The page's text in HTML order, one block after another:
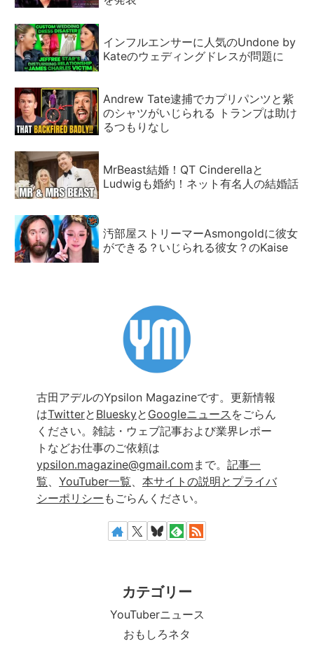
インフルエンサーに人気のUndone by
Kateのウェディングドレスが問題に
Andrew Tate逮捕でカプリパンツと紫
のシャツがいじられる トランプは助け
るつもりなし
MrBeast結婚！QT Cinderellaと
Ludwigも婚約！ネット有名人の結婚話
汚部屋ストリーマーAsmongoldに彼女
ができる？いじられる彼女？のKaise
古田アデルのYpsilon Magazineです。更新情報
はTwitterと Blueskyと Googleニュース をごらん
ください。雑誌・ウェブ記事および業界レポー
トなどお仕事のご依頼は
ypsilon.magazine@gmail.com まで。 記事一
覧
YouTuber一覧
本サイトの説明とプライバ
シーポリシー もごらんください。
カテゴリー
YouTuberニュース
おもしろネタ